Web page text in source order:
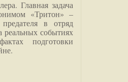
Главная задача
«Тритон» –
в отряд
событиях
подготовки